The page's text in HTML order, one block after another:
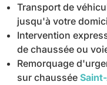
Transport de
jusqu'à votre
Intervention
de chaussée ou
Remorquage
sur chaussée